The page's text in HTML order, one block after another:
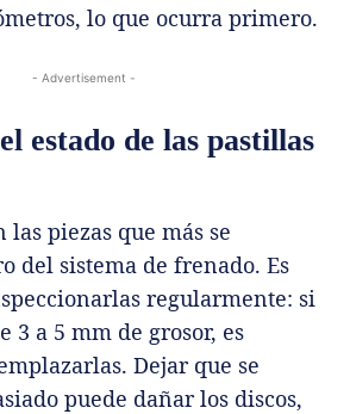
lo que ocurra primero.
- Advertisement -
estado de las pastillas
las piezas que más se
del sistema de frenado. Es
regularmente: si
3 a 5 mm de grosor, es
Dejar que se
puede dañar los discos,